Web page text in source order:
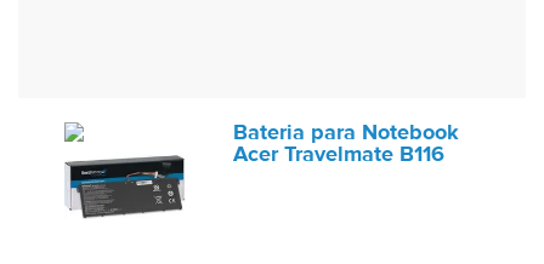
Bateria para Notebook
Acer Travelmate B116